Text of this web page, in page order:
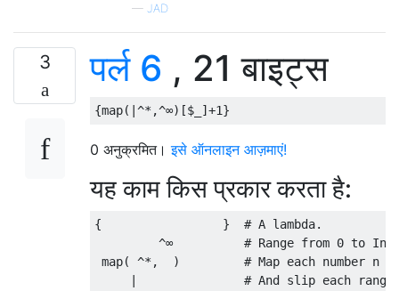
— JAD
3 पर्ल 6 , 21 बाइट्स
0 अनुक्रमित।इसे ऑनलाइन आज़माएं!
यह काम किस प्रकार करता है:
{                 }  # A lambda.
^∞          # Range from 0 to
map( ^*,  )         # Map each number n
|               # And slip each